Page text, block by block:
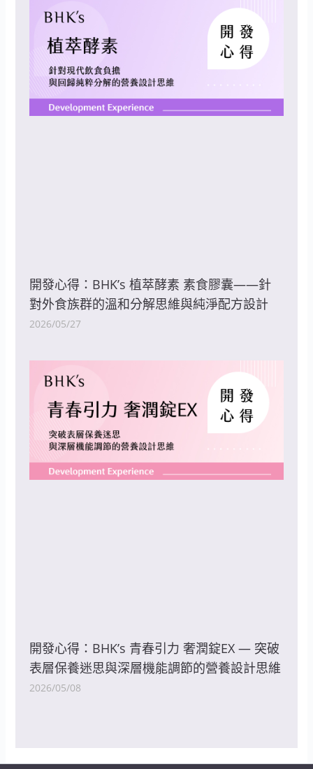
開發心得：BHK’s 植萃酵素 素食膠囊——針
對外食族群的溫和分解思維與純淨配方設計
2026/05/27
開發心得：BHK’s 青春引力 奢潤錠EX — 突破
表層保養迷思與深層機能調節的營養設計思維
2026/05/08